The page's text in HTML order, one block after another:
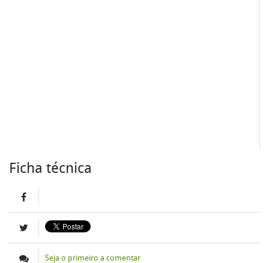
Ficha técnica
Seja o primeiro a comentar